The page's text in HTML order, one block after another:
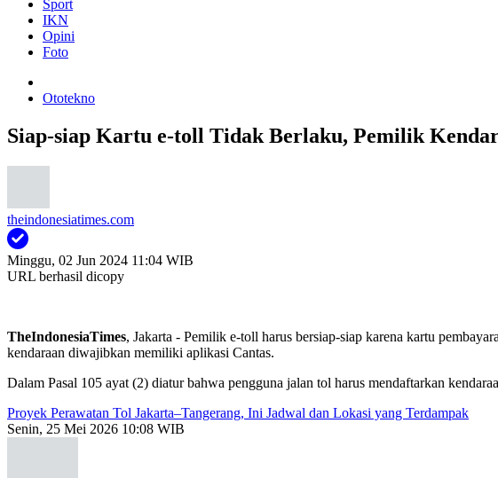
Sport
IKN
Opini
Foto
Ototekno
Siap-siap Kartu e-toll Tidak Berlaku, Pemilik
theindonesiatimes.com
Minggu, 02 Jun 2024 11:04 WIB
URL berhasil dicopy
TheIndonesiaTimes, Jakarta - Pemilik e-toll harus bersiap-siap karena kartu
kendaraan diwajibkan memiliki aplikasi Cantas.
Dalam Pasal 105 ayat (2) diatur bahwa pengguna jalan tol harus mendaftarkan
Proyek Perawatan Tol Jakarta–Tangerang, Ini Jadwal dan Lokasi yang Terdampak
Senin, 25 Mei 2026 10:08 WIB